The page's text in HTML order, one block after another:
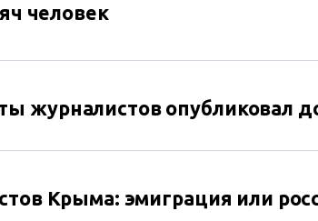
человек
журналистов опубликовал
Крыма: эмиграция или